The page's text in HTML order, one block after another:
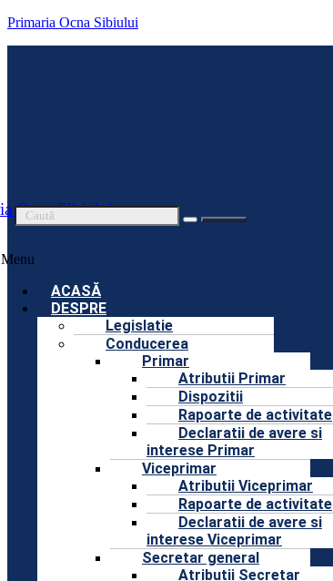
Primaria Ocna Sibiului
Ocna Sibiului
Menu
ACASĂ
DESPRE
Legislatie
Conducerea
Primar
Atributii Primar
Dispozitii
Rapoarte de activitate
Declaratii de avere si
interese Primar
Viceprimar
Atributii Viceprimar
Rapoarte de activitate
Declaratii de avere si
interese Viceprimar
Secretar general
Atributii Secretar